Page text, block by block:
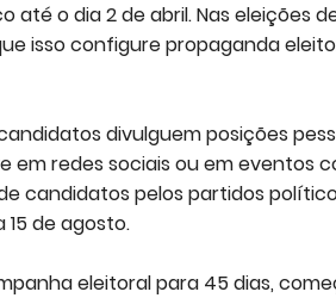
até o dia 2 de abril. Nas eleições
isso configure propaganda
divulguem posições
em redes sociais ou em eventos
candidatos pelos partidos
de agosto.
eleitoral para 45 dias,